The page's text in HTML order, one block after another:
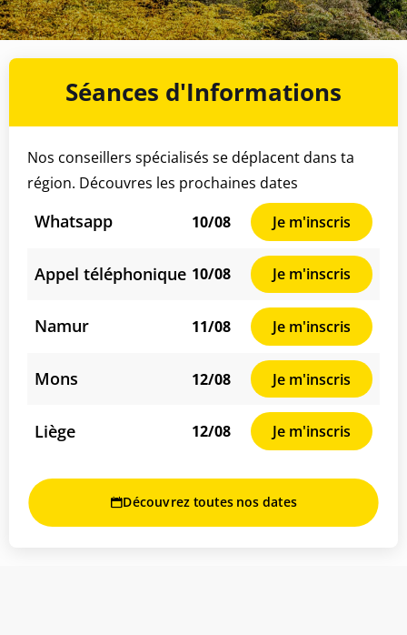
Séances d'Informations
Nos conseillers spécialisés se déplacent dans ta
région. Découvres les prochaines dates
Whatsapp 10/08 Je m'inscris
Appel téléphonique 10/08 Je m'inscris
Namur 11/08 Je m'inscris
Mons 12/08 Je m'inscris
Liège 12/08 Je m'inscris
Découvrez toutes nos dates